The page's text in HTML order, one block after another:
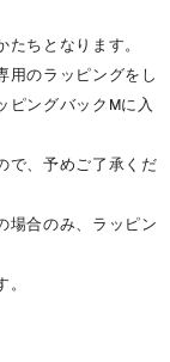
ちとなります。
用のラッピングをし
ピングバックMに入
で、予めご了承くだ
場合のみ、ラッピン